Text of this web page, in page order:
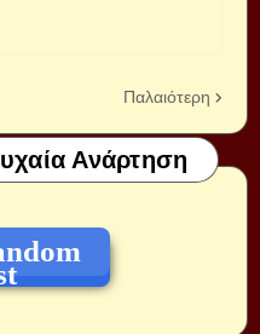
Παλαιότερη
Ανάρτηση